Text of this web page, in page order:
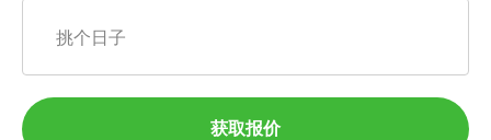
挑个日子
获取报价